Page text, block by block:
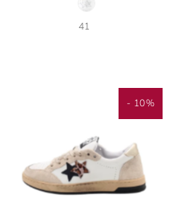
41
- 10%